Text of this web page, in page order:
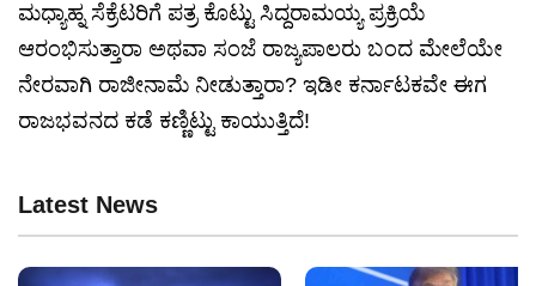
ಮಧ್ಯಾಹ್ನ ಸೆಕ್ರೆಟರಿಗೆ ಪತ್ರ ಕೊಟ್ಟು ಸಿದ್ದರಾಮಯ್ಯ ಪ್ರಕ್ರಿಯೆ
ಆರಂಭಿಸುತ್ತಾರಾ ಅಥವಾ ಸಂಜೆ ರಾಜ್ಯಪಾಲರು ಬಂದ ಮೇಲೆಯೇ
ನೇರವಾಗಿ ರಾಜೀನಾಮೆ ನೀಡುತ್ತಾರಾ? ಇಡೀ ಕರ್ನಾಟಕವೇ ಈಗ
ರಾಜಭವನದ ಕಡೆ ಕಣ್ಣಿಟ್ಟು ಕಾಯುತ್ತಿದೆ!
Latest News